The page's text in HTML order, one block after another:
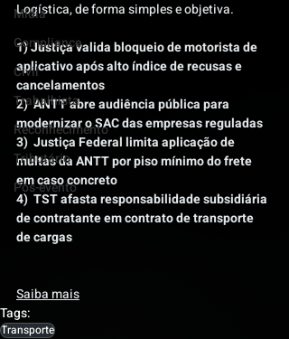
Mídia
Compliance
Civil
Trabalhista
Reconhecimento
Tributário
Pós-evento
Logística, de forma simples e objetiva.
1) Justiça valida bloqueio de motorista de
aplicativo após alto índice de recusas e
cancelamentos
2)  ANTT abre audiência pública para
modernizar o SAC das empresas reguladas
3)  Justiça Federal limita aplicação de
multas da ANTT por piso mínimo do frete
em caso concreto
4)  TST afasta responsabilidade subsidiária
de contratante em contrato de transporte
de cargas
Saiba mais
Tags:
Transporte